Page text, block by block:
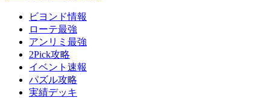
ビヨンド情報
ローテ最強
アンリミ最強
2Pick攻略
イベント速報
パズル攻略
実績デッキ